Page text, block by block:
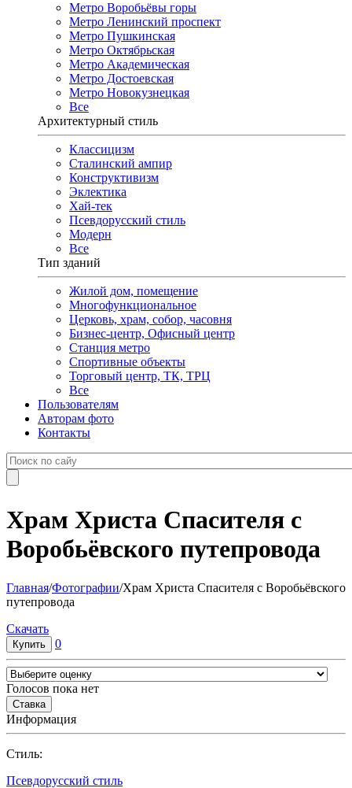
Метро Воробьёвы горы
Метро Ленинский проспект
Метро Пушкинская
Метро Октябрьская
Метро Академическая
Метро Достоевская
Метро Новокузнецкая
Все
Архитектурный стиль
Классицизм
Сталинский ампир
Конструктивизм
Эклектика
Хай-тек
Псевдорусский стиль
Модерн
Все
Тип зданий
Жилой дом, помещение
Многофункциональное
Церковь, храм, собор, часовня
Бизнес-центр, Офисный центр
Станция метро
Спортивные объекты
Торговый центр, ТК, ТРЦ
Все
Пользователям
Авторам фото
Контакты
Храм Христа Спасителя с
Воробьёвского путепровода
Главная/Фотографии/Храм Христа Спасителя с Воробьёвского
путепровода
Cкачать
0
Голосов пока нет
Информация
Cтиль:
Псевдорусский стиль